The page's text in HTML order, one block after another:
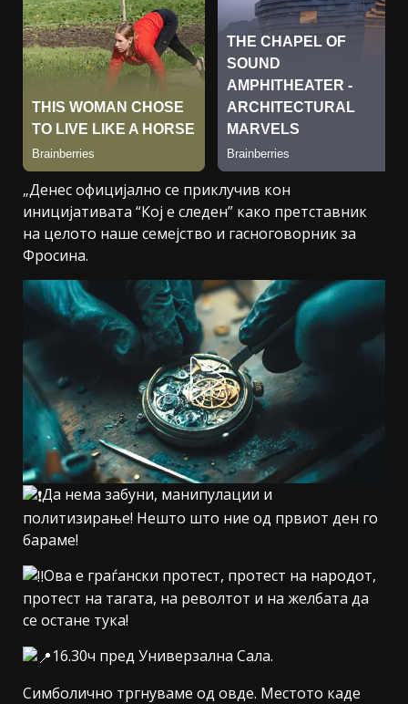
„Денес официјално се приклучив кон
иницијативата “Кој е следен” како претставник
на целото наше семејство и гасноговорник за
Фросина.
Да нема забуни, манипулации и
политизирање! Нешто што ние од првиот ден го
бараме!
Ова е граѓански протест, протест на народот,
протест на тагата, на револтот и на желбата да
се остане тука!
16.30ч пред Универзална Сала.
Симболично тргнуваме од овде. Местото каде